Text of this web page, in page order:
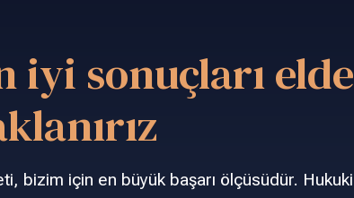
iyi sonuçları elde
bizim için en büyük başarı ölçüsüdür. Hukuki